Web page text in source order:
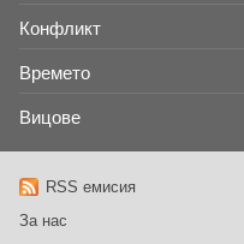
Конфликт
Времето
Вицове
RSS емисия
За нас